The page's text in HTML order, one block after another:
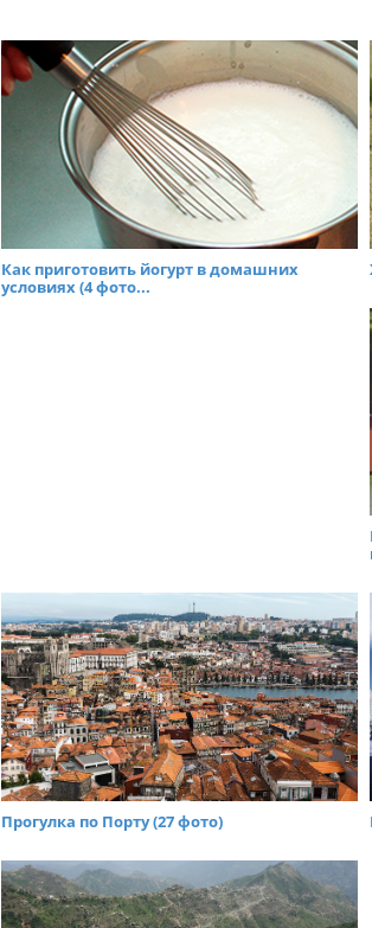
Как приготовить йогурт в домашних
условиях (4 фото...
Прогулка по Порту (27 фото)